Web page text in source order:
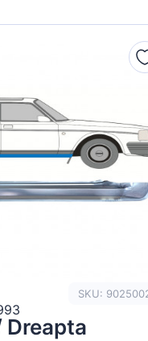
Opel
Seat
Skoda
SKU:
Dreapta